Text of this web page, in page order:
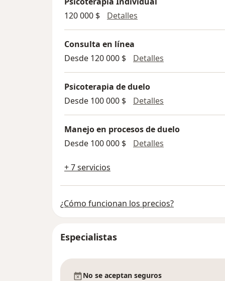
120 000 $
Detalles
Consulta en línea
Desde 120 000 $
Detalles
Psicoterapia de duelo
Desde 100 000 $
Detalles
Manejo en procesos de duelo
Desde 100 000 $
Detalles
+ 7 servicios
¿Cómo funcionan los precios?
Especialistas
No se aceptan seguros